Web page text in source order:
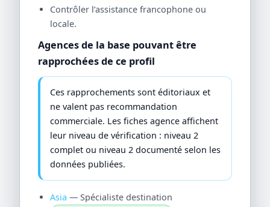
Contrôler l’assistance francophone ou
locale.
Agences de la base pouvant être
rapprochées de ce profil
Ces rapprochements sont éditoriaux et
ne valent pas recommandation
commerciale. Les fiches agence affichent
leur niveau de vérification : niveau 2
complet ou niveau 2 documenté selon les
données publiées.
Asia — Spécialiste destination